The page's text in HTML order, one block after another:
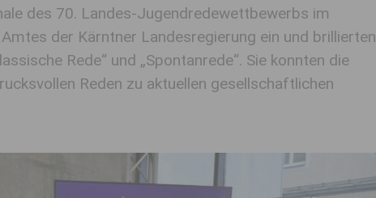
des 70. Landes-Jugendredewettbewerbs im
der Kärntner Landesregierung ein und brillierten
Rede“ und „Spontanrede“. Sie konnten die
Reden zu aktuellen gesellschaftlichen